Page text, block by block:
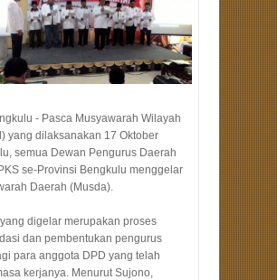
- Pasca Musyawarah Wilayah
yang dilaksanakan 17 Oktober
semua Dewan Pengurus Daerah
se-Provinsi Bengkulu menggelar
Daerah (Musda).
digelar merupakan proses
dan pembentukan pengurus
para anggota DPD yang telah
kerjanya. Menurut Sujono,